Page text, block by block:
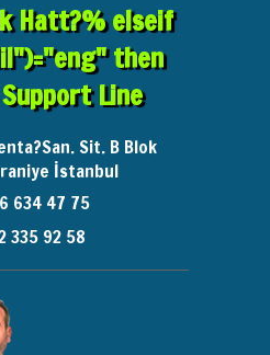
Hatt?% elseif
then
Line
Sit. B Blok
İstanbul
634 47 75
335 92 58